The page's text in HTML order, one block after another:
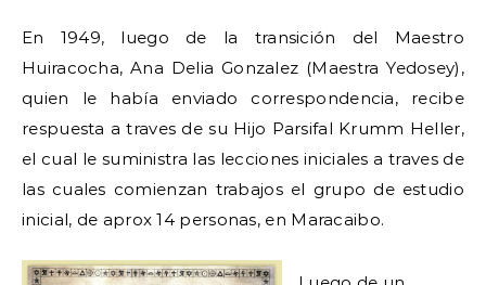
En 1949, luego de la transición del Maestro
Huiracocha, Ana Delia Gonzalez (Maestra Yedosey),
quien le había enviado correspondencia, recibe
respuesta a traves de su Hijo Parsifal Krumm Heller,
el cual le suministra las lecciones iniciales a traves de
las cuales comienzan trabajos el grupo de estudio
inicial, de aprox 14 personas, en Maracaibo.